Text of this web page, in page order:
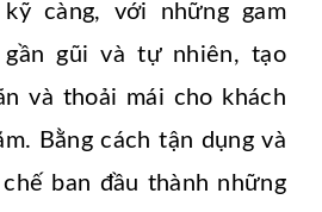
càng, với những gam
gần gũi và tự nhiên, tạo
và thoải mái cho khách
Bằng cách tận dụng và
ban đầu thành những